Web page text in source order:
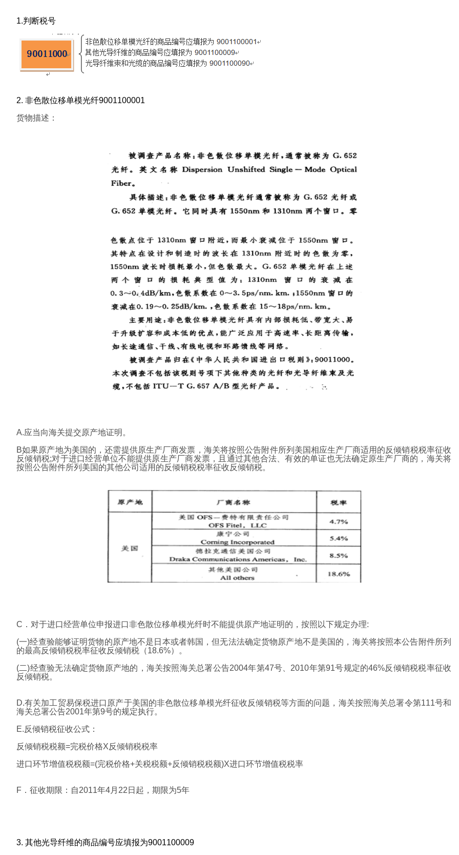
1.判断税号
2. 非色散位移单模光纤9001100001
货物描述：
A.应当向海关提交原产地证明。
B如果原产地为美国的，还需提供原生产厂商发票，海关将按照公告附件所列美国相应生产厂商适用的反倾销税税率征收
反倾销税;对于进口经营单位不能提供原生产厂商发票，且通过其他合法、有效的单证也无法确定原生产厂商的，海关将
按照公告附件所列美国的其他公司适用的反倾销税税率征收反倾销税。
C．对于进口经营单位申报进口非色散位移单模光纤时不能提供原产地证明的，按照以下规定办理:
(一)经查验能够证明货物的原产地不是日本或者韩国，但无法法确定货物原产地不是美国的，海关将按照本公告附件所列
的最高反倾销税税率征收反倾销税（18.6%）。
(二)经查验无法确定货物原产地的，海关按照海关总署公告2004年第47号、2010年第91号规定的46%反倾销税税率征收
反倾销税。
D.有关加工贸易保税进口原产于美国的非色散位移单模光纤征收反倾销税等方面的问题，海关按照海关总署令第111号和
海关总署公告2001年第9号的规定执行。
E.反倾销税征收公式：
反倾销税税额=完税价格X反倾销税税率
进口环节增值税税额=(完税价格+关税税额+反倾销税税额)X进口环节增值税税率
F．征收期限：自2011年4月22日起，期限为5年
3. 其他光导纤维的商品编号应填报为9001100009